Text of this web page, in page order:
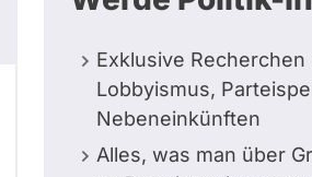
Exklusive Recherchen
Lobbyismus,
Nebeneinkünften
Alles, was man über